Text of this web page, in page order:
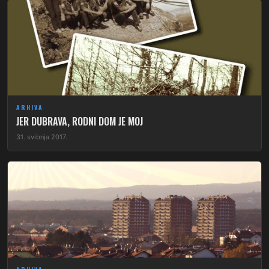
ARHIVA
JER DUBRAVA, RODNI DOM JE MOJ
31. svibnja 2017.